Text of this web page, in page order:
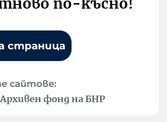
страница
сайтове:
Архивен фонд на БНР